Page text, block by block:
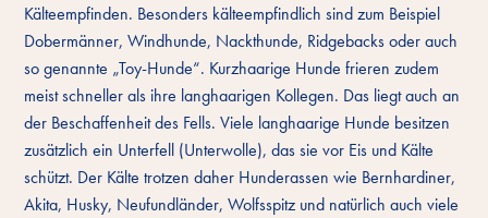
Kälteempfinden. Besonders kälteempfindlich sind zum Beispiel
Dobermänner, Windhunde, Nackthunde, Ridgebacks oder auch
so genannte „Toy-Hunde“. Kurzhaarige Hunde frieren zudem
meist schneller als ihre langhaarigen Kollegen. Das liegt auch an
der Beschaffenheit des Fells. Viele langhaarige Hunde besitzen
zusätzlich ein Unterfell (Unterwolle), das sie vor Eis und Kälte
schützt. Der Kälte trotzen daher Hunderassen wie Bernhardiner,
Akita, Husky, Neufundländer, Wolfsspitz und natürlich auch viele